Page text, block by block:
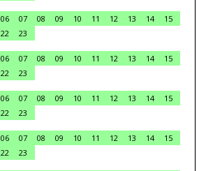
06 07 08 09 10 11 12 13 14
15
22
23
06 07 08 09 10 11 12 13 14
15
22
23
06 07 08 09 10 11 12 13 14
15
22
23
06 07 08 09 10 11 12 13 14
15
22
23